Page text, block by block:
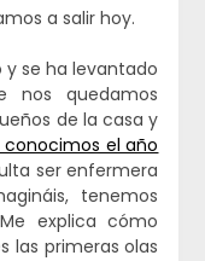
a salir hoy.
y se ha levantado
nos quedamos
de la casa y
conocimos el año
ser enfermera
tenemos
explica cómo
las primeras olas